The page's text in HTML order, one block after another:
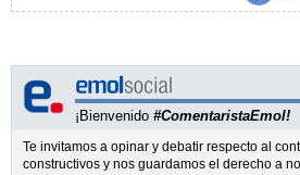
¡Bienvenido #ComentaristaEmol!
Te invitamos a opinar y debatir respecto al
constructivos y nos guardamos el derecho a